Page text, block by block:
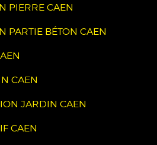
PIERRE CAEN
PARTIE BÉTON CAEN
CAEN
JARDIN CAEN
CAEN